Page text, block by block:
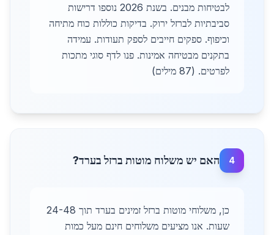
לבטיחות מבנים. בשנת 2026 נוספו דרישות
סביבתיות לברזל ירוק. בדיקות כוללות כוח מתיחה
וכיפוף. ספקים חייבים לספק תעודות. עמידה
בתקנים מבטיחה אמינות. פנו לדף סוגי מתכות
לפרטים. (87 מילים)
4 האם יש משלוח מוטות ברזל בערד?
כן, משלוחי מוטות ברזל זמינים בערד תוך 24-48
שעות. אנו מציעים משלוחים חינם מעל כמות